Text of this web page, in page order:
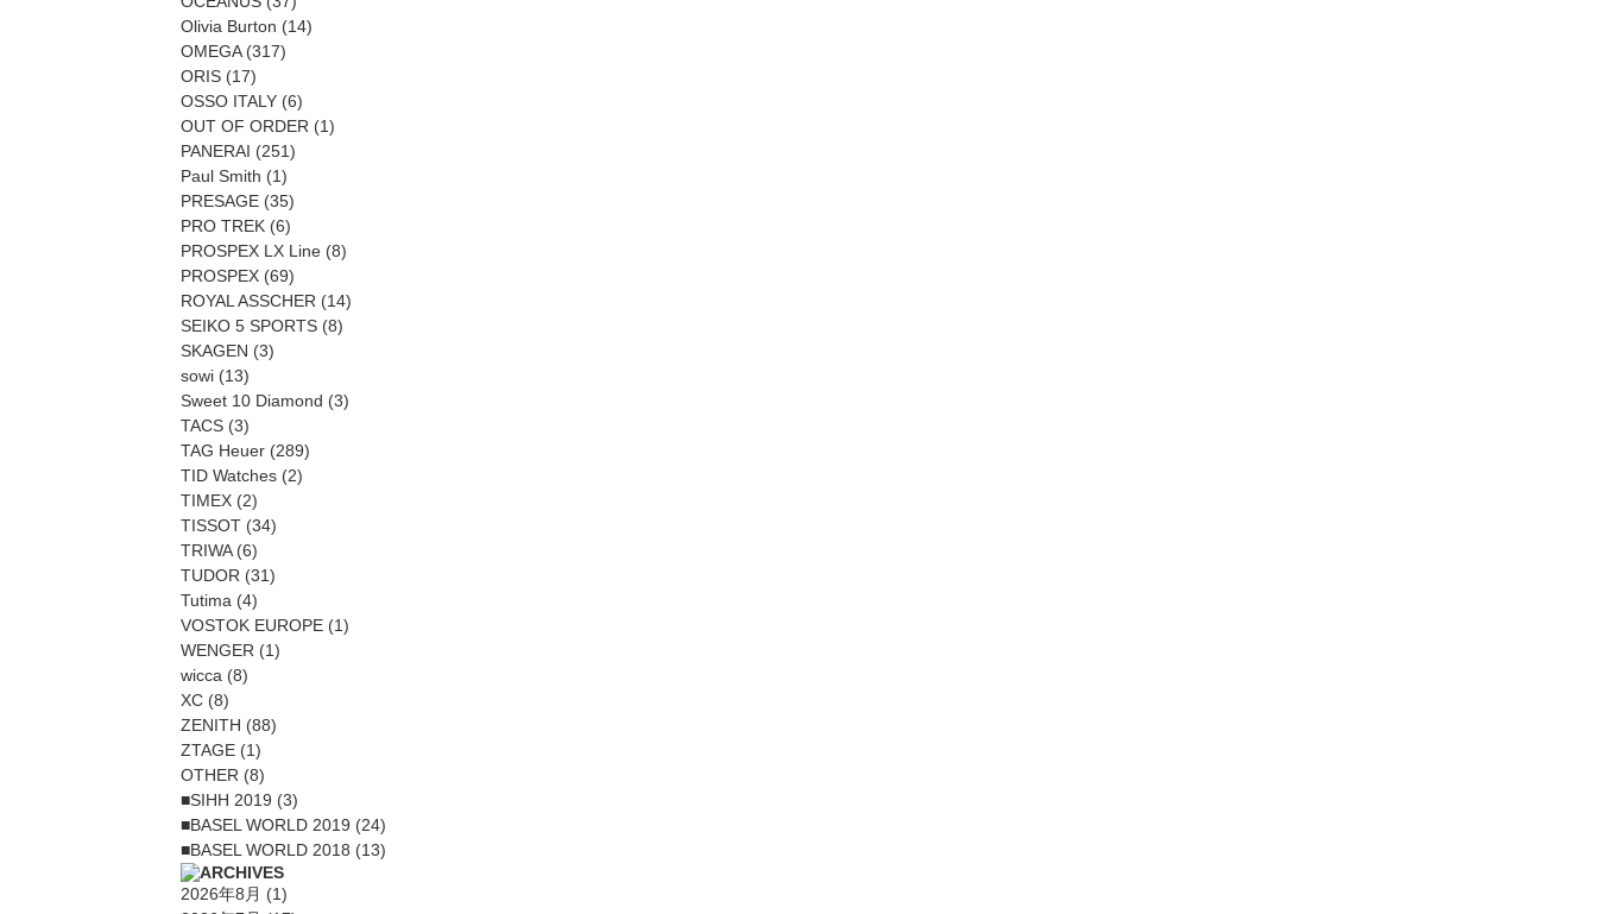
Olivia Burton (14)
OMEGA(317)
ORIS (17)
OSSO ITALY (6)
OUT OF ORDER (1)
PANERAI (251)
Paul Smith (1)
PRESAGE (35)
PRO TREK (6)
PROSPEX LX Line (8)
PROSPEX (69)
ROYAL ASSCHER (14)
SEIKO 5 SPORTS (8)
SKAGEN (3)
sowi (13)
Sweet 10 Diamond (3)
TACS (3)
TAG Heuer (289)
TID Watches (2)
TIMEX (2)
TISSOT (34)
TRIWA(6)
TUDOR (31)
Tutima (4)
VOSTOK EUROPE (1)
WENGER (1)
wicca (8)
XC (8)
ZENITH (88)
ZTAGE (1)
OTHER (8)
■SIHH 2019 (3)
■BASEL WORLD 2019 (24)
■BASEL WORLD 2018 (13)
2026年8月 (1)